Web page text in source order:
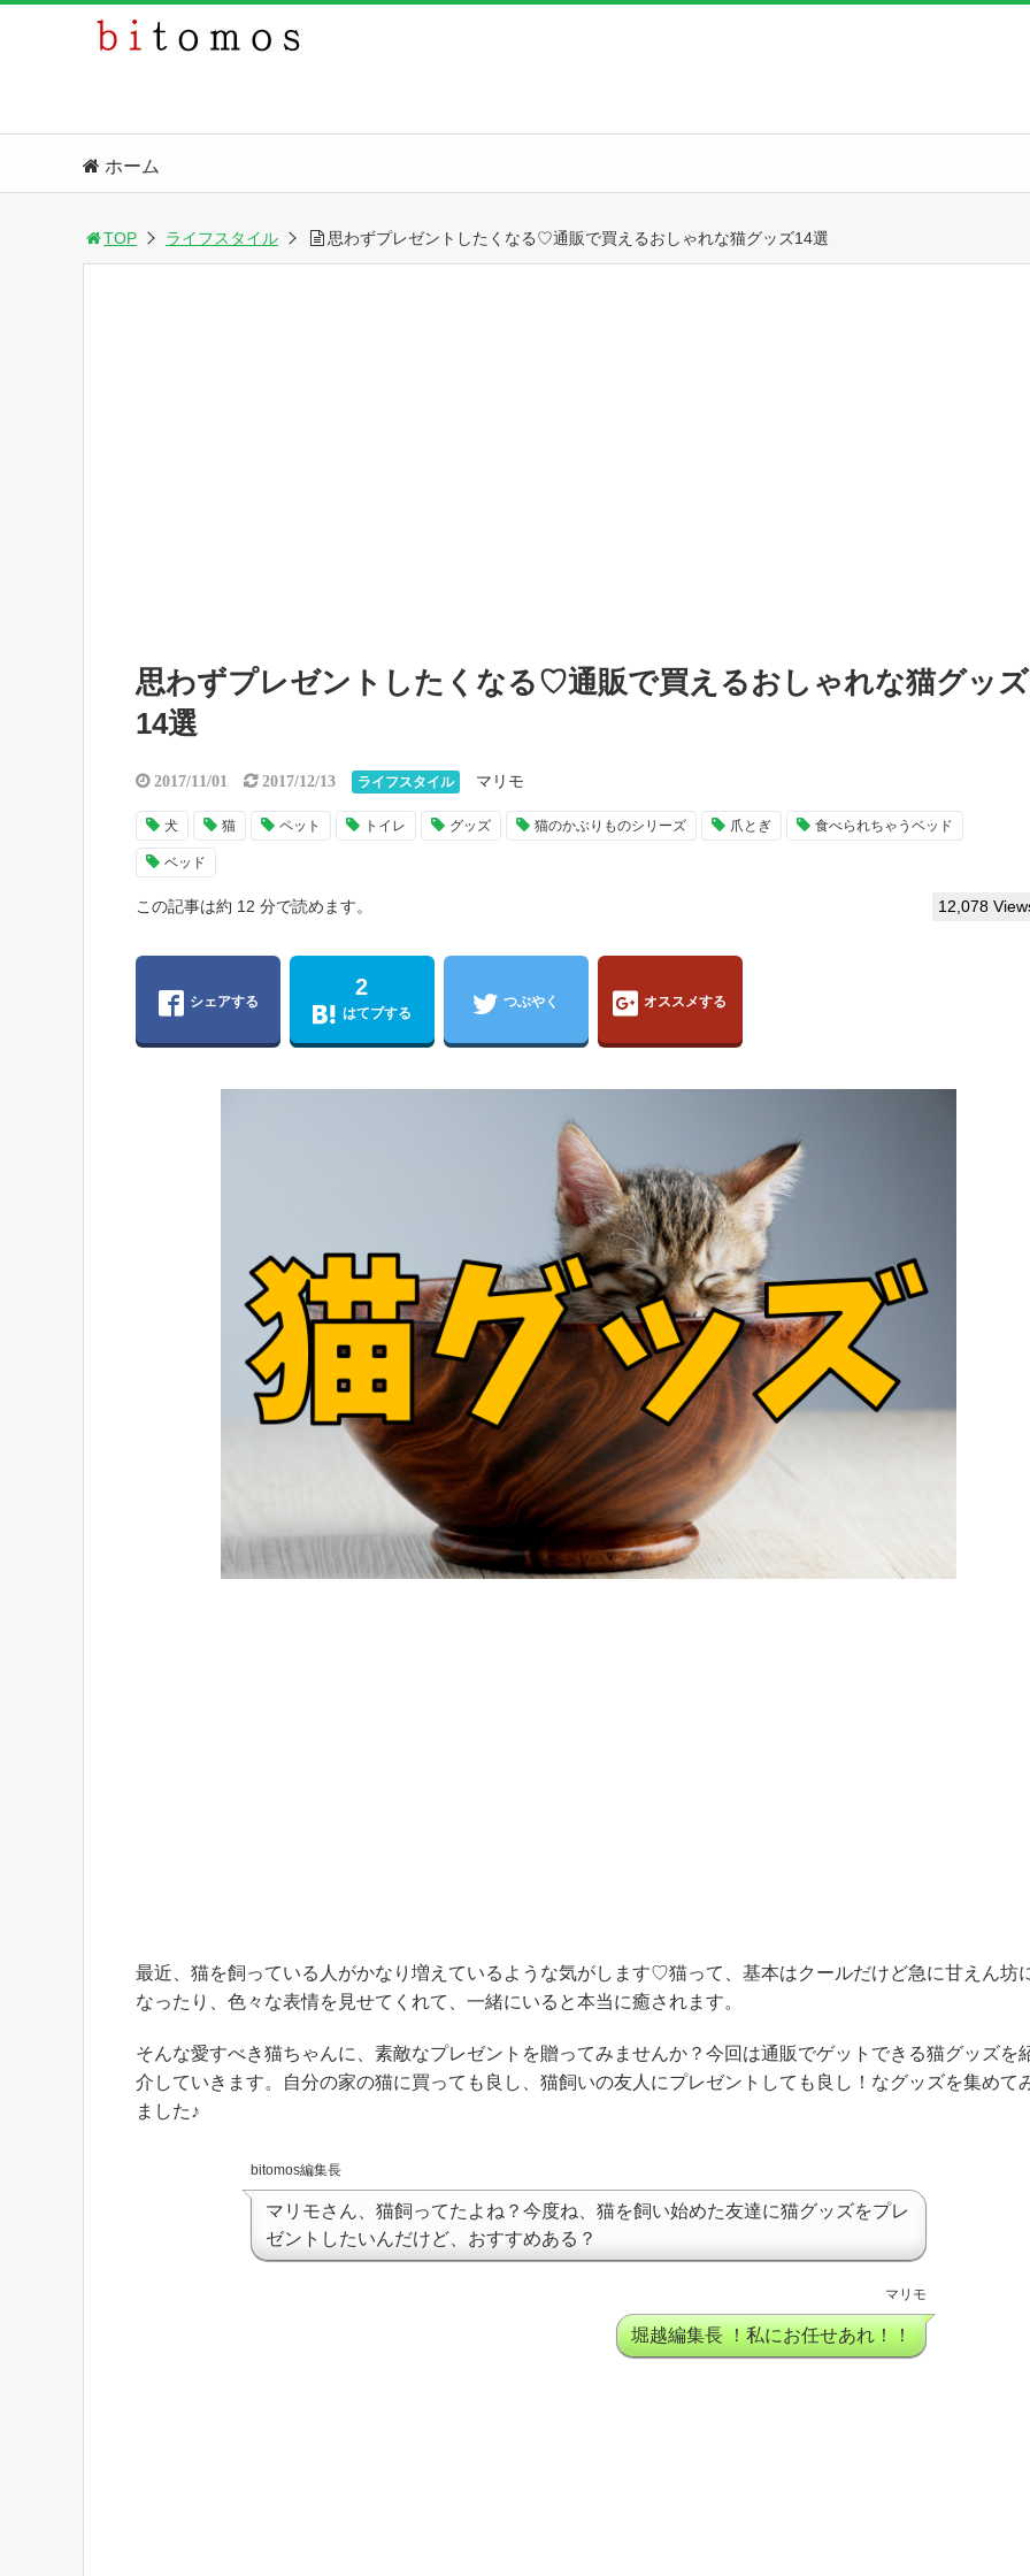
ホーム
TOP ライフスタイル 思わずプレゼントしたくなる♡通販で買えるおしゃれな猫グッズ14選
思わずプレゼントしたくなる♡通販で買えるおしゃれな猫グッズ
14選
2017/11/01 2017/12/13 ライフスタイル マリモ
犬 猫 ペット トイレ グッズ 猫のかぶりものシリーズ 爪とぎ 食べられちゃうベッド
ベッド
この記事は約 12 分で読めます。 12,078
シェアする
2
はてブする
つぶやく オススメする
最近、猫を飼っている人がかなり増えているような気がします♡猫って、基本はクールだけど急に甘えん坊
なったり、色々な表情を見せてくれて、一緒にいると本当に癒されます。
そんな愛すべき猫ちゃんに、素敵なプレゼントを贈ってみませんか？今回は通販でゲットできる猫グッズを
介していきます。自分の家の猫に買っても良し、猫飼いの友人にプレゼントしても良し！なグッズを集めて
ました♪
bitomos編集長
マリモさん、猫飼ってたよね？今度ね、猫を飼い始めた友達に猫グッズをプレ
ゼントしたいんだけど、おすすめある？
マリモ
堀越編集長 ！私にお任せあれ！！